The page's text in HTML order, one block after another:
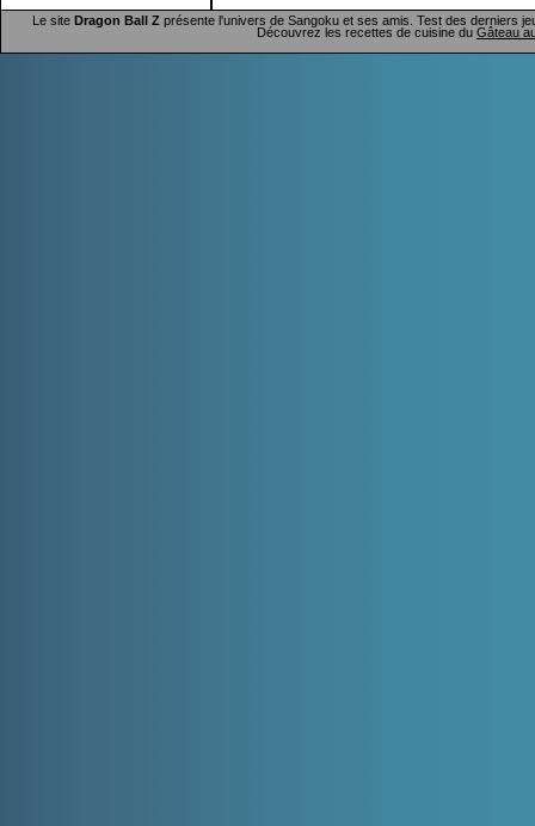
Le site Dragon Ball Zprésente l'univers de Sangoku et ses amis. Test des derniers
Découvrez les recettes de cuisine du Gâteau